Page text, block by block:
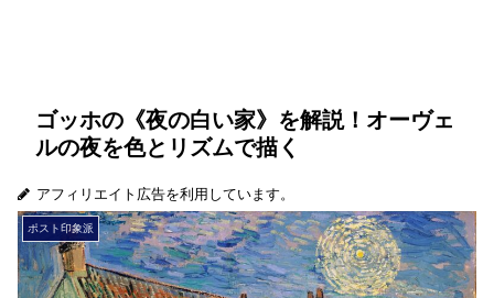
ゴッホの《夜の白い家》を解説！オーヴェ
ルの夜を色とリズムで描く
アフィリエイト広告を利用しています。
ポスト印象派